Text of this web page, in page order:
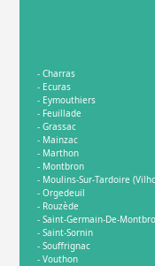
- Charras
- Ecuras
- Eymouthiers
- Feuillade
- Grassac
- Mainzac
- Marthon
- Montbron
- Moulins-Sur-Tardoire
- Orgedeuil
- Rouzède
- Saint-Germain-De-
- Saint-Sornin
- Souffrignac
- Vouthon